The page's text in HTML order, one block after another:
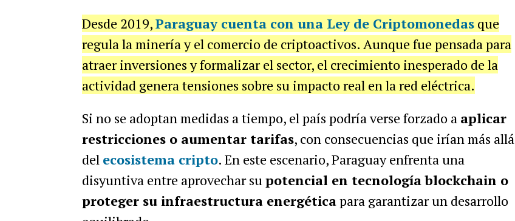
Desde 2019,Paraguay cuenta con una Ley de Criptomonedasque
regula la minería y el comercio de criptoactivos. Aunque fue pensada para
atraer inversiones y formalizar el sector, el crecimiento inesperado de la
actividad genera tensiones sobre su impacto real en la red eléctrica.
Si no se adoptan medidas a tiempo, el país podría verse forzado a aplicar
restricciones o aumentar tarifas, con consecuencias que irían más allá
del ecosistema cripto. En este escenario, Paraguay enfrenta una
disyuntiva entre aprovechar supotencial en tecnología blockchain o
proteger su infraestructura energéticapara garantizar un desarrollo